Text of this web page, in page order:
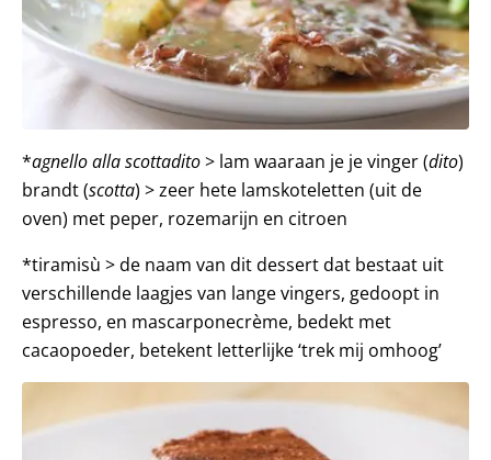
*agnello alla scottadito> lam waaraan je je vinger (dito)
brandt (scotta) > zeer hete lamskoteletten (uit de
oven) met peper, rozemarijn en citroen
*tiramisù > de naam van dit dessert dat bestaat uit
verschillende laagjes van lange vingers, gedoopt in
espresso, en mascarponecrème, bedekt met
cacaopoeder, betekent letterlijke ‘trek mij omhoog’